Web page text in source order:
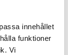
innehållet
funktioner
Vi